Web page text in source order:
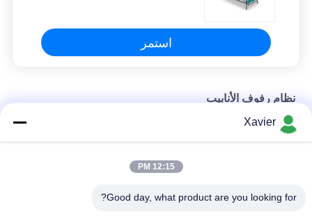
استمر
نظام رفوف الأنابيب
مقعد عمل متحرك مقسم مستدير للمنتجات الرخوة وطاولة العمل
Xavier
12:15 PM
Good day, what product are you looking for?